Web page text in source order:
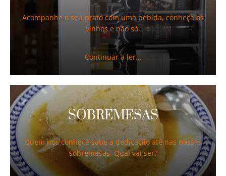
Acompanhe o seu prato com uma bebida, conheça os
vinhos e não só.
Continuar a ler…
SOBREMESAS
Quem nos conhece sabe a dedicação até nas nossas
sobremesas. Qual vai ser?